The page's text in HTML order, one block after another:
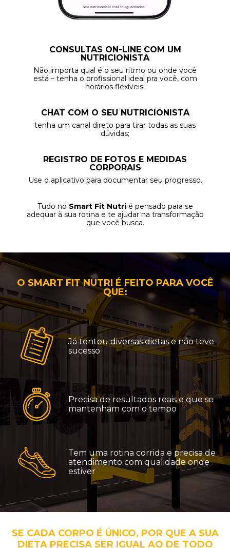
CONSULTAS ON-LINE COM UM
NUTRICIONISTA
Não importa qual é o seu ritmo ou onde você
está – tenha o profissional ideal pra você, com
horários flexíveis;
CHAT COM O SEU NUTRICIONISTA
tenha um canal direto para tirar todas as suas
dúvidas;
REGISTRO DE FOTOS E MEDIDAS
CORPORAIS
Use o aplicativo para documentar seu progresso.
Tudo no Smart Fit Nutrié pensado para se
adequar à sua rotina e te ajudar na transformação
que você busca.
O SMART FIT NUTRI É FEITO PARA VOCÊ
QUE:
Já tentou diversas dietas e não teve
sucesso
Precisa de resultados reais e que se
mantenham com o tempo
Tem uma rotina corrida e precisa de
atendimento com qualidade onde
estiver
SE CADA CORPO É ÚNICO, POR QUE A SUA
DIETA PRECISA SER IGUAL AO DE TODO